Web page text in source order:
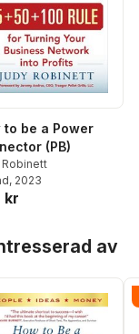
to be a Power
(PB)
, 2023
kr
av